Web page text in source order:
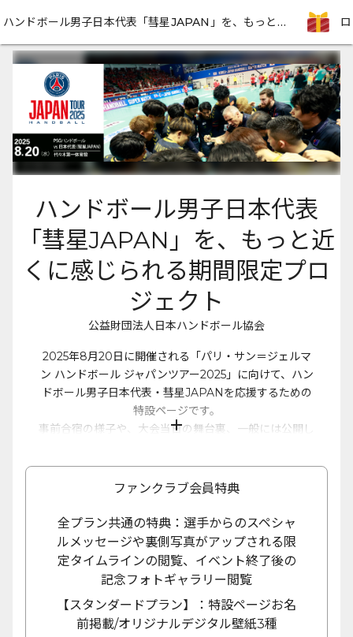
ハンドボール男子日本代表「彗星JAPAN」を、もっと近くに感じられる期間限定プロジェクト
ハンドボール男子日本代表
「彗星JAPAN」を、もっと近
くに感じられる期間限定プロ
ジェクト
公益財団法人日本ハンドボール協会
2025年8月20日に開催される「パリ・サン＝ジェルマ
ン ハンドボール ジャパンツアー2025」に向けて、ハン
ドボール男子日本代表・彗星JAPANを応援するための
特設ページです。
事前合宿の様子や、大会当日の舞台裏、一般には公開し
す。
さらに、みなさんからのコメントや応援メッセージは、
一緒に、最高の舞台を迎える彗星JAPANを応援しまし
ょう！
add
ファンクラブ会員特典
全プラン共通の特典：選手からのスペシャ
ルメッセージや裏側写真がアップされる限
定タイムラインの閲覧、イベント終了後の
記念フォトギャラリー閲覧
【スタンダードプラン】：特設ページお名
前掲載/オリジナルデジタル壁紙3種